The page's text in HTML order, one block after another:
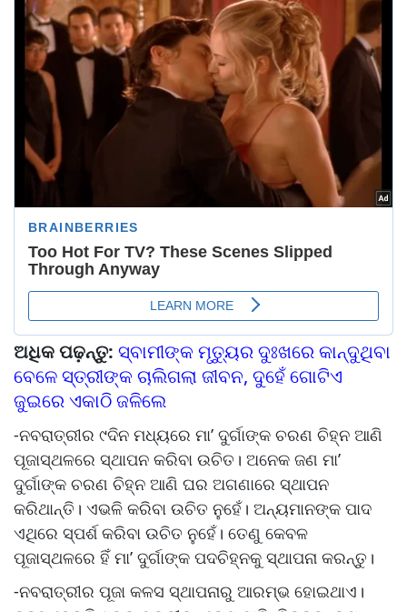
ଅଧିକ ପଢ଼ନ୍ତୁ: ସ୍ବାମୀଙ୍କ ମୃତ୍ୟୁର ଦୁଃଖରେ କାନ୍ଦୁଥିବା
ବେଳେ ସ୍ତ୍ରୀଙ୍କ ଚାଲିଗଲା ଜୀବନ, ଦୁହେଁ ଗୋଟିଏ
ଜୁଇରେ ଏକାଠି ଜଳିଲେ
-ନବରାତ୍ରୀର ୯ଦିନ ମଧ୍ୟରେ ମା’ ଦୁର୍ଗାଙ୍କ ଚରଣ ଚିହ୍ନ ଆଣି
ପୂଜାସ୍ଥଳରେ ସ୍ଥାପନ କରିବା ଉଚିତ। ଅନେକ ଜଣ ମା’
ଦୁର୍ଗାଙ୍କ ଚରଣ ଚିହ୍ନ ଆଣି ଘର ଅଗଣାରେ ସ୍ଥାପନ
କରିଥାନ୍ତି। ଏଭଳି କରିବା ଉଚିତ ନୁହେଁ। ଅନ୍ୟମାନଙ୍କ ପାଦ
ଏଥିରେ ସ୍ପର୍ଶ କରିବା ଉଚିତ ନୁହେଁ। ତେଣୁ କେବଳ
ପୂଜାସ୍ଥଳରେ ହିଁ ମା’ ଦୁର୍ଗାଙ୍କ ପଦଚିହ୍ନକୁ ସ୍ଥାପନା କରନ୍ତୁ।
-ନବରାତ୍ରୀର ପୂଜା କଳସ ସ୍ଥାପନାରୁ ଆରମ୍ଭ ହୋଇଥାଏ।